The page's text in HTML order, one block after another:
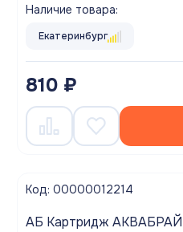
Наличие товара:
Екатеринбург
810 ₽
Код: 00000012214
АБ Картридж АКВАБРАЙТ ГП-20М-20 ББ